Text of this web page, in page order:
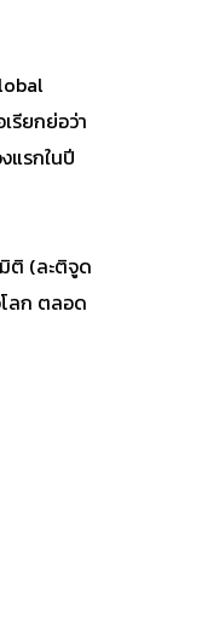
รียกย่อว่า
แรกในปี
ติ (ละติจูด
โลก ตลอด